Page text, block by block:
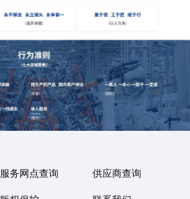
服务网点查询 供应商查询